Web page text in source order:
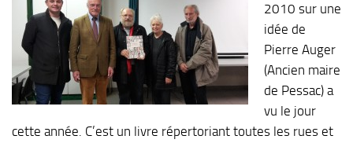
2010 sur une
idée de
Pierre Auger
(Ancien maire
de Pessac) a
vu le jour
cette année. C’est un livre répertoriant toutes les rues et